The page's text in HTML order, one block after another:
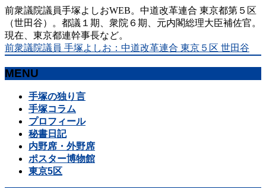
前衆議院議員手塚よしおWEB。中道改革連合 東京都第５区
（世田谷）。都議１期、衆院６期、元内閣総理大臣補佐官。
現在、東京都連幹事長など。
前衆議院議員 手塚よしお：中道改革連合 東京５区 世田谷
MENU
手塚の独り言
手塚コラム
プロフィール
秘書日記
内野席・外野席
ポスター博物館
東京5区